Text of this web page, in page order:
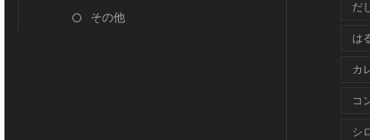
その他
だ
は
カ
コ
シ